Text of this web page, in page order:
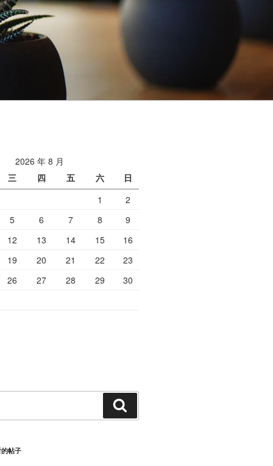
2026 年 8 月
三 四 五 六
日
1
2
5 6 7 8
9
12 13 14 15
16
19 20 21 22
23
26 27 28 29
30
索
帖子